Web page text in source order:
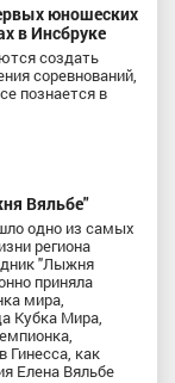
юношеских
в Инсбруке
создать
соревнований,
познается в
Вяльбе"
одно из самых
региона
"Лыжня
приняла
мира,
Кубка Мира,
Гинесса, как
Елена Вяльбе